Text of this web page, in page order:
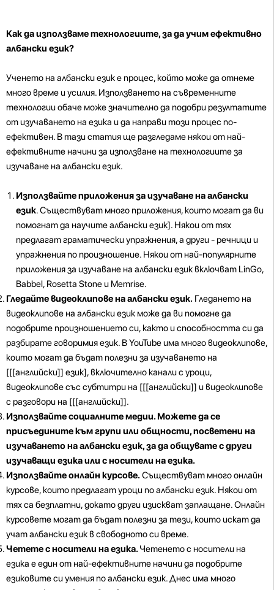
Как да използваме технологиите, за да учим ефективно
албански език?
Ученето на албански език е процес, който може да отнеме
много време и усилия. Използването на съвременните
технологии обаче може значително да подобри резултатите
от изучаването на езика и да направи този процес по-
ефективен. В тази статия ще разгледаме някои от най-
ефективните начини за използване на технологиите за
изучаване на албански език.
Използвайте приложения за изучаване на албански
език. Съществуват много приложения, които могат да ви
помогнат да научите албански език]. Някои от тях
предлагат граматически упражнения, а други - речници и
упражнения по произношение. Някои от най-популярните
приложения за изучаване на албански език включват LinGo,
Babbel, Rosetta Stone и Memrise.
Гледайте видеоклипове на албански език. Гледането на
видеоклипове на албански език може да ви помогне да
подобрите произношението си, както и способността си да
разбирате говоримия език. В YouTube има много видеоклипове,
които могат да бъдат полезни за изучаването на
[[[английски]] език], включително канали с уроци,
видеоклипове със субтитри на [[[английски]] и видеоклипове
с разговори на [[[английски]].
Използвайте социалните медии. Можете да се
присъедините към групи или общности, посветени на
изучаването на албански език, за да общувате с други
изучаващи езика или с носители на езика.
Използвайте онлайн курсове.Съществуват много онлайн
курсове, които предлагат уроци по албански език. Някои от
тях са безплатни, докато други изискват заплащане. Онлайн
курсовете могат да бъдат полезни за тези, които искат да
учат албански език в свободното си време.
Четете с носители на езика.Четенето с носители на
езика е един от най-ефективните начини да подобрите
езиковите си умения по албански език. Днес има много